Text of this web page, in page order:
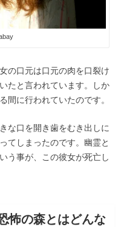
の口元は口元の肉を口裂け
たと言われています。しか
間に行われていたのです。
な口を開き歯をむき出しに
てしまったのです。幽霊と
う事が、この彼女が死亡し
怖の森とはどんな